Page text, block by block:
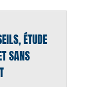
ÉTUDE
SANS